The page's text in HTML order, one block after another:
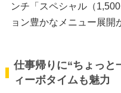
ンチ「スペシャル（
ョン豊かなメニュー展開
仕事帰りに“ちょっと
ィーボタイムも魅力